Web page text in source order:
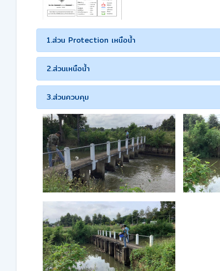
1.ส่วน Protection เหนือน้ำ
2.ส่วนเหนือน้ำ
3.ส่วนควบคุม